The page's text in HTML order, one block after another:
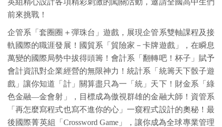
英組精心設計各項精彩刺激的闖關活動，邀請全國高中生們
前來挑戰！
企管系「套圈圈＋彈珠台」遊戲，展現企管系雙軸課程及接
軌國際的職涯發展！國貿系「貿險家－卡牌遊戲」，在瞬息
萬變的國際局勢中拔得頭籌！會計系「翻轉吧！杯子」賦予
會計資訊對企業經營的無限神力！統計系「統籌天下骰子遊
戲」讓你知道「計」關算盡只為一「統」天下！財金系「綠
色金融—金會射」，目標成為傲視群雄的金融大師！資管系
「再怎麼寫程式也寫不進你的心」一窺程式設計的奧秘！最
後國際菁英組「Crossword Game」，讓你成為全球專業管理